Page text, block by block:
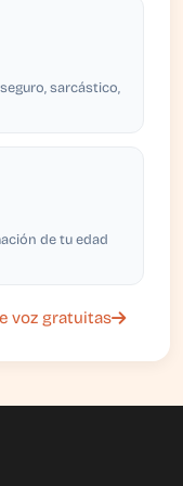
sarcástico,
de tu edad
voz gratuitas